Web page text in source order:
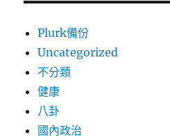
Plurk備份
Uncategorized
不分類
健康
八卦
國內政治